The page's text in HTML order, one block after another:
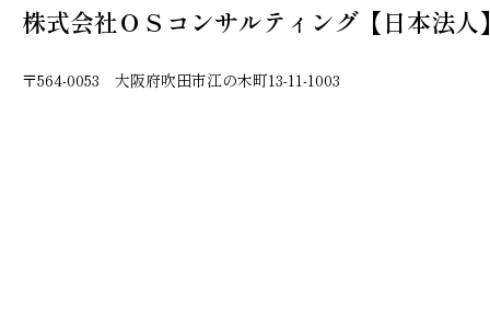
株式会社ＯＳコンサルティング【日本法人
〒564-0053 大阪府吹田市江の木町13-11-1003